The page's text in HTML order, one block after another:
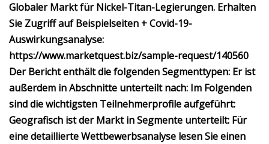
Globaler Markt für Nickel-Titan-Legierungen. Erhalten
Sie Zugriff auf Beispielseiten + Covid-19-
Auswirkungsanalyse:
https://www.marketquest.biz/sample-request/140560
Der Bericht enthält die folgenden Segmenttypen: Er ist
außerdem in Abschnitte unterteilt nach: Im Folgenden
sind die wichtigsten Teilnehmerprofile aufgeführt:
Geografisch ist der Markt in Segmente unterteilt: Für
eine detaillierte Wettbewerbsanalyse lesen Sie einen